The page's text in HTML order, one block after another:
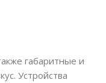
габаритные и
Устройства